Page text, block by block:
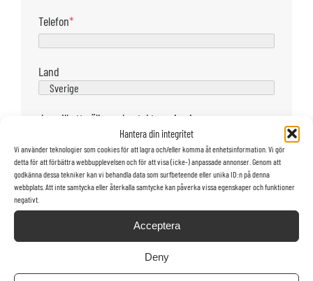
Hantera din integritet
Vi använder teknologier som cookies för att lagra och/eller komma åt enhetsinformation. Vi gör
detta för att förbättra webbupplevelsen och för att visa (icke-) anpassade annonser. Genom att
godkänna dessa tekniker kan vi behandla data som surfbeteende eller unika ID:n på denna
webbplats. Att inte samtycka eller återkalla samtycke kan påverka vissa egenskaper och funktioner
negativt.
Acceptera
Deny
Telefon*
Land
Jag vill att säljaren kontaktar mig via
Telefon